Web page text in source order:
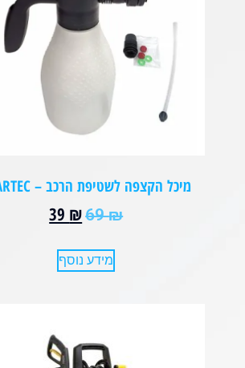
מיכל הקצפה לשטיפת הרכב – SPARTEC
69₪
39 ₪
מידע נוסף